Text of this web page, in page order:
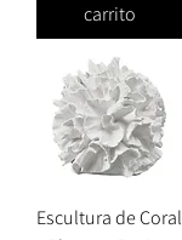
carrito
Escultura de Coral